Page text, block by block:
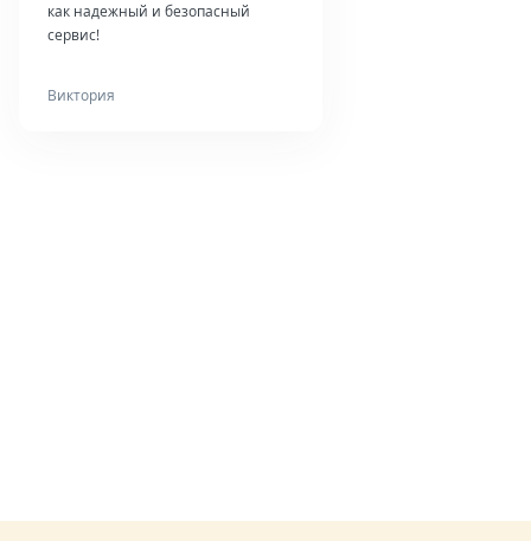
как надежный и безопасный
сервис!
Виктория